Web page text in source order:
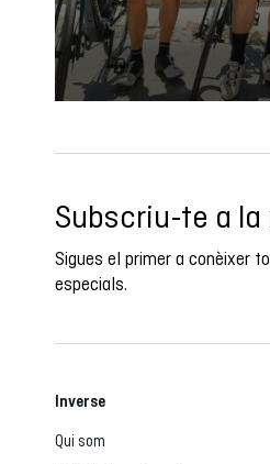
Subscriu-te a
Sigues el primer a conèixer
especials.
Inverse
Qui som